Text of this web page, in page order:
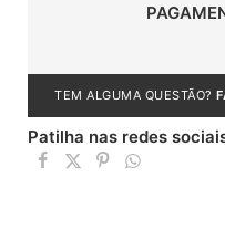
TEM ALGUMA QUESTÃO?
Patilha nas redes